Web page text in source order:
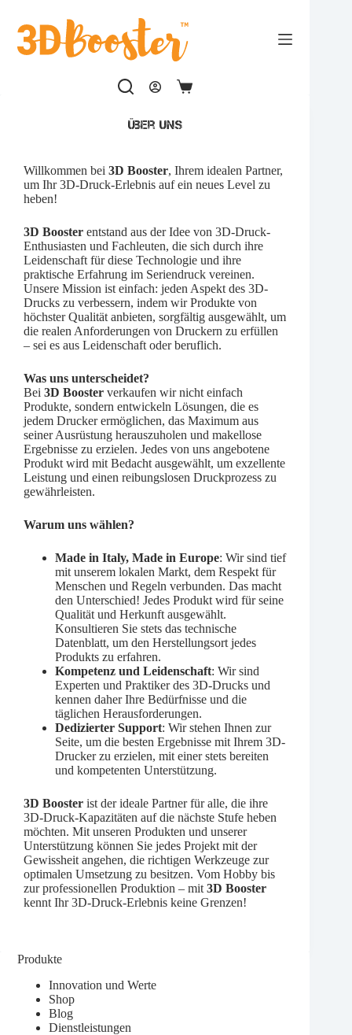
springen
Warenkorb
Über uns
Willkommen bei 3D Booster, Ihrem idealen Partner,
um Ihr 3D-Druck-Erlebnis auf ein neues Level zu
heben!
3D Booster entstand aus der Idee von 3D-Druck-
Enthusiasten und Fachleuten, die sich durch ihre
Leidenschaft für diese Technologie und ihre
praktische Erfahrung im Seriendruck vereinen.
Unsere Mission ist einfach: jeden Aspekt des 3D-
Drucks zu verbessern, indem wir Produkte von
höchster Qualität anbieten, sorgfältig ausgewählt, um
die realen Anforderungen von Druckern zu erfüllen
– sei es aus Leidenschaft oder beruflich.
Was uns unterscheidet?
Bei 3D Booster verkaufen wir nicht einfach
Produkte, sondern entwickeln Lösungen, die es
jedem Drucker ermöglichen, das Maximum aus
seiner Ausrüstung herauszuholen und makellose
Ergebnisse zu erzielen. Jedes von uns angebotene
Produkt wird mit Bedacht ausgewählt, um exzellente
Leistung und einen reibungslosen Druckprozess zu
gewährleisten.
Warum uns wählen?
Made in Italy, Made in Europe: Wir sind tief
mit unserem lokalen Markt, dem Respekt für
Menschen und Regeln verbunden. Das macht
den Unterschied! Jedes Produkt wird für seine
Qualität und Herkunft ausgewählt.
Konsultieren Sie stets das technische
Datenblatt, um den Herstellungsort jedes
Produkts zu erfahren.
Kompetenz und Leidenschaft: Wir sind
Experten und Praktiker des 3D-Drucks und
kennen daher Ihre Bedürfnisse und die
täglichen Herausforderungen.
Dedizierter Support: Wir stehen Ihnen zur
Seite, um die besten Ergebnisse mit Ihrem 3D-
Drucker zu erzielen, mit einer stets bereiten
und kompetenten Unterstützung.
3D Booster ist der ideale Partner für alle, die ihre
3D-Druck-Kapazitäten auf die nächste Stufe heben
möchten. Mit unseren Produkten und unserer
Unterstützung können Sie jedes Projekt mit der
Gewissheit angehen, die richtigen Werkzeuge zur
optimalen Umsetzung zu besitzen. Vom Hobby bis
zur professionellen Produktion – mit 3D Booster
kennt Ihr 3D-Druck-Erlebnis keine Grenzen!
Produkte
Innovation und Werte
Shop
Blog
Dienstleistungen